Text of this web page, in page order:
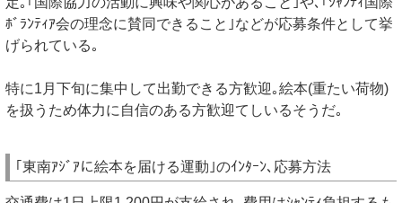
ﾎﾞﾗﾝﾃｨｱ会の理念に賛同できること｣などが応募条件として挙
げられている｡
特に1月下旬に集中して出勤できる方歓迎｡絵本(重たい荷物)
を扱うため体力に自信のある方歓迎てしいるそうだ｡
｢東南ｱｼﾞｱに絵本を届ける運動｣のｲﾝﾀｰﾝ､応募方法